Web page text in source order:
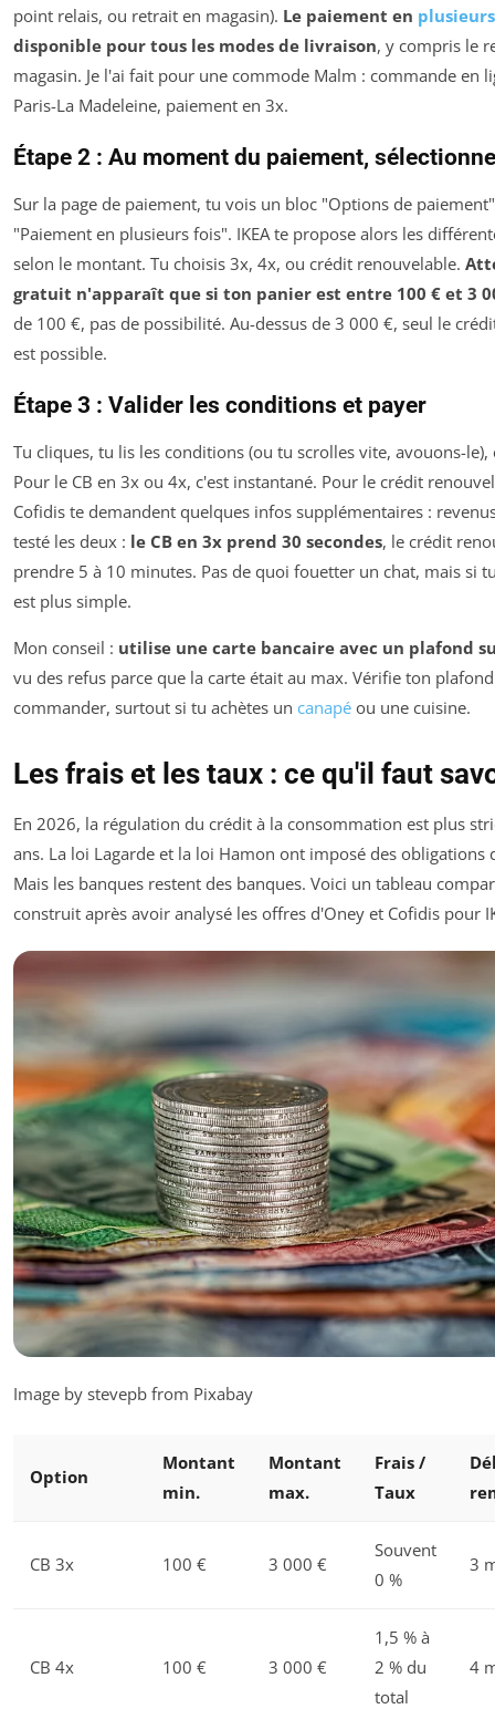
point relais, ou retrait en magasin). Le paiement en
disponible pour tous les modes de livraison, y compris le
magasin. Je l'ai fait pour une commode Malm : commande en
Paris-La Madeleine, paiement en 3x.
Étape 2 : Au moment du paiement,
Sur la page de paiement, tu vois un bloc "Options de
"Paiement en plusieurs fois". IKEA te propose alors les
selon le montant. Tu choisis 3x, 4x, ou crédit renouvelable.
gratuit n'apparaît que si ton panier est entre 100 € et 3
de 100 €, pas de possibilité. Au-dessus de 3 000 €, seul le
est possible.
Étape 3 : Valider les conditions et payer
Tu cliques, tu lis les conditions (ou tu scrolles vite, avouons-
Pour le CB en 3x ou 4x, c'est instantané. Pour le crédit
Cofidis te demandent quelques infos supplémentaires :
testé les deux : le CB en 3x prend 30 secondes, le crédit
prendre 5 à 10 minutes. Pas de quoi fouetter un chat, mais si
est plus simple.
Mon conseil : utilise une carte bancaire avec un plafond
vu des refus parce que la carte était au max. Vérifie ton
commander, surtout si tu achètes un canapé ou une cuisine.
Les frais et les taux : ce qu'il faut
En 2026, la régulation du crédit à la consommation est plus
ans. La loi Lagarde et la loi Hamon ont imposé des
Mais les banques restent des banques. Voici un tableau
construit après avoir analysé les offres d'Oney et Cofidis pour
Image by stevepb from Pixabay
Option
Montant
min.
Montant
max.
Frais /
Taux
CB 3x 100 € 3 000 €
Souvent
0 %
3
CB 4x 100 € 3 000 €
1,5 % à
2 % du
total
4